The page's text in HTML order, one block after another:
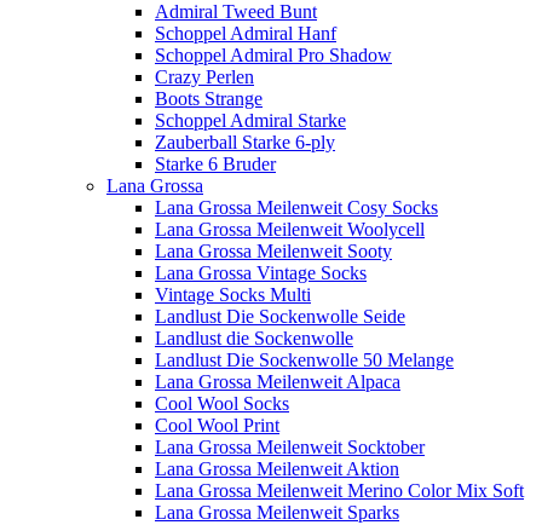
Admiral Tweed Bunt
Schoppel Admiral Hanf
Schoppel Admiral Pro Shadow
Crazy Perlen
Boots Strange
Schoppel Admiral Starke
Zauberball Starke 6-ply
Starke 6 Bruder
Lana Grossa
Lana Grossa Meilenweit Cosy Socks
Lana Grossa Meilenweit Woolycell
Lana Grossa Meilenweit Sooty
Lana Grossa Vintage Socks
Vintage Socks Multi
Landlust Die Sockenwolle Seide
Landlust die Sockenwolle
Landlust Die Sockenwolle 50 Melange
Lana Grossa Meilenweit Alpaca
Cool Wool Socks
Cool Wool Print
Lana Grossa Meilenweit Socktober
Lana Grossa Meilenweit Aktion
Lana Grossa Meilenweit Merino Color Mix Soft
Lana Grossa Meilenweit Sparks